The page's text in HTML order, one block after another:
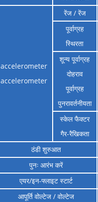
accelerometer
accelerometer
रेंज / रेंज
पूर्वाग्रह
स्थिरता
शून्य पूर्वाग्रह
दोहराव
पूर्वाग्रह
पुनरावर्तनीयता
स्केल फैक्टर
गैर-रैखिकता
ठंडी शुरुआत
पुनः आरंभ करें
एयर/इन-फ्लाइट स्टार्ट
आपूर्ति वोल्टेज / वोल्टेज